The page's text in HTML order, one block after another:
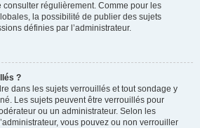
consulter régulièrement. Comme pour les
la possibilité de publier des sujets
définies par l’administrateur.
?
dans les sujets verrouillés et tout sondage y
Les sujets peuvent être verrouillés pour
ou un administrateur. Selon les
vous pouvez ou non verrouiller